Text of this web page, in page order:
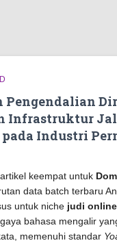
Pengendalian
Infrastruktur
pada Industri
keempat untuk
data batch terbaru
untuk niche judi online
bahasa mengalir
memenuhi standar